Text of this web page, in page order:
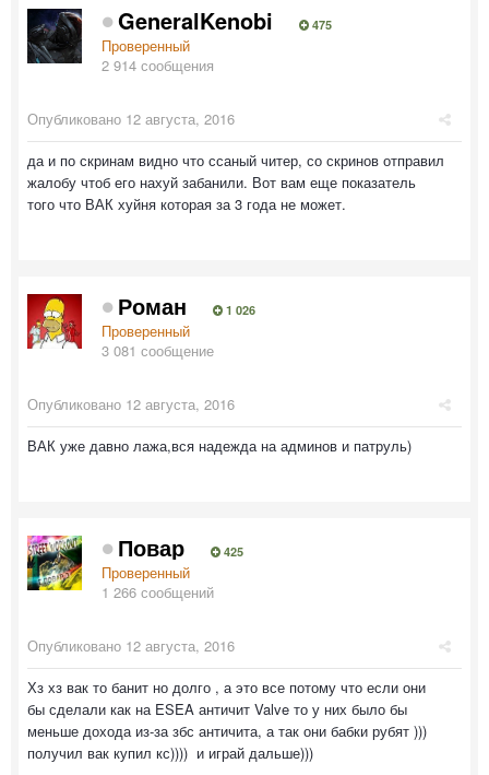
GeneralKenobi 475
Проверенный
2 914 сообщения
Опубликовано 12 августа, 2016
да и по скринам видно что ссаный читер, со скринов отправил
жалобу чтоб его нахуй забанили. Вот вам еще показатель
того что ВАК хуйня которая за 3 года не может.
Роман 1 026
Проверенный
3 081 сообщение
Опубликовано 12 августа, 2016
ВАК уже давно лажа,вся надежда на админов и патруль)
Повар 425
Проверенный
1 266 сообщений
Опубликовано 12 августа, 2016
Хз хз вак то банит но долго , а это все потому что если они
бы сделали как на ESEA античит Valve то у них было бы
меньше дохода из-за збс античита, а так они бабки рубят )))
получил вак купил кс)))) и играй дальше)))